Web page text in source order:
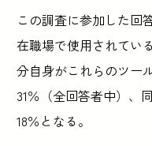
この調査に参加した回
在職場で使用されてい
分自身がこれらのツー
31％（全回答者中）、
18％となる。